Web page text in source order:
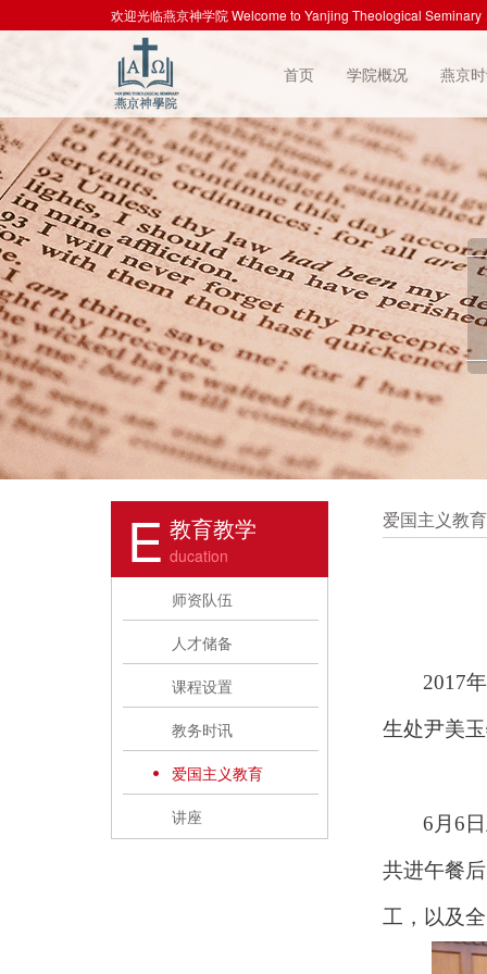
欢迎光临燕京神学院 Welcome to Yanjing Theological Seminary
首页 学院概况 燕京
E 教育教学
ducation
师资队伍
人才储备
课程设置
教务时讯
爱国主义教育
讲座
爱国主义教育
2017
生处尹美
6月6
共进午餐
工，以及